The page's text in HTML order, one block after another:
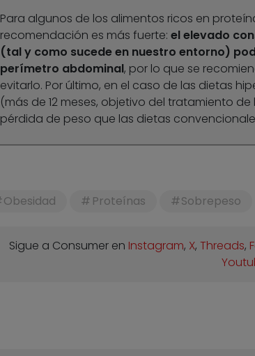
Para algunos de los alimentos ricos en
recomendación es más fuerte: el elevado
(tal y como sucede en nuestro entorno)
perímetro abdominal, por lo que se
evitarlo. Por último, en el caso de las dietas
(más de 12 meses, objetivo del tratamiento
pérdida de peso que las dietas
Obesidad Proteínas Sobrepeso
Sigue a Consumer en Instagram, X,Threads,